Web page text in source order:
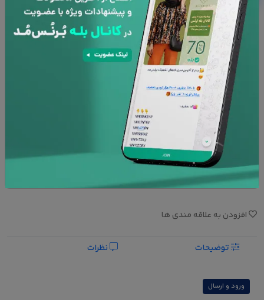
نوع کوسن :
کاور
با بالشتک
افزودن به سبد خرید
پشتیبانی 24 ساعته
امنیت پرداخت
افزودن به علاقه مندی ها
ورود و ارسال